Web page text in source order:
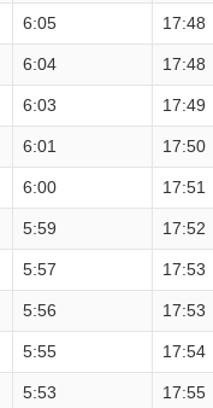
6:05 17:48
6:04 17:48
6:03 17:49
6:01 17:50
6:00 17:51
5:59 17:52
5:57 17:53
5:56 17:53
5:55 17:54
5:53 17:55